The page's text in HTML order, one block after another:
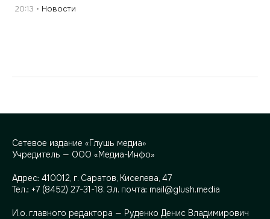
20:13 Новости
Сетевое издание «Глушь медиа»
Учредитель — ООО «Медиа-Инфо»
Адрес: 410012, г. Саратов, Киселева, 47
Тел.: +7 (8452) 27-31-18. Эл. почта: mail@glush.media
И.о. главного редактора — Руденко Денис Владимирович